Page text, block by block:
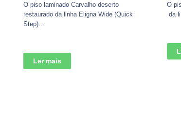
O piso laminado Carvalho deserto
restaurado da linha Eligna Wide (Quick
Step)...
Ler mais
O
da